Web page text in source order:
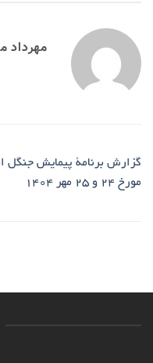
مهرداد
گزارش برنامۀ پیمایش جنگل
مورخ ۲۴ و ۲۵ مهر ۱۴۰۴